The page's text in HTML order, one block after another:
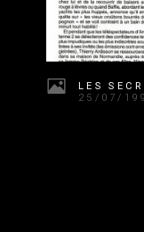
25/07/